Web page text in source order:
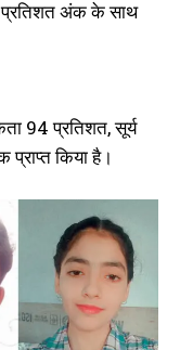
अंक के साथ
94 प्रतिशत, सूर्य
किया है।